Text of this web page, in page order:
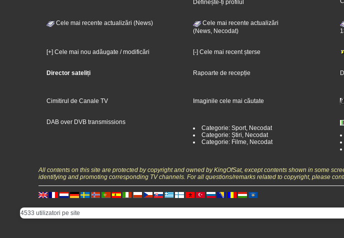
Definește-ți profilul
Cele mai recente actualizări (News)
Cele mai recente actualizări
(News, Necodat)
[+] Cele mai nou adăugate / modificări [-] Cele mai recent șterse
Director sateliți Rapoarte de recepție
Cimitirul de Canale TV Imaginile cele mai căutate
DAB over DVB transmissions
Categorie: Sport, Necodat
Categorie: Știri, Necodat
Categorie: Filme, Necodat
All contents on this site are protected by copyright and owned by KingOfSat, except contents shown in some
identifying and promoting corresponding TV channels. For all questions/remarks related to copyright, please
4533 utilizatori pe site